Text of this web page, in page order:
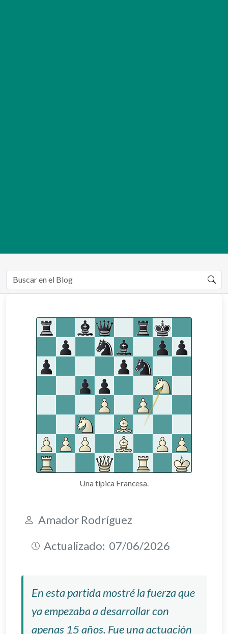
Una típica Francesa.
Amador Rodríguez
Actualizado: 07/06/2026
En esta partida mostré la fuerza que
ya empezaba a desarrollar con
apenas 15 años. Fue una actuación